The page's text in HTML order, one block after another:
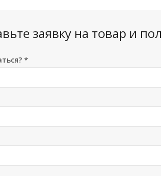
заявку на товар и
*